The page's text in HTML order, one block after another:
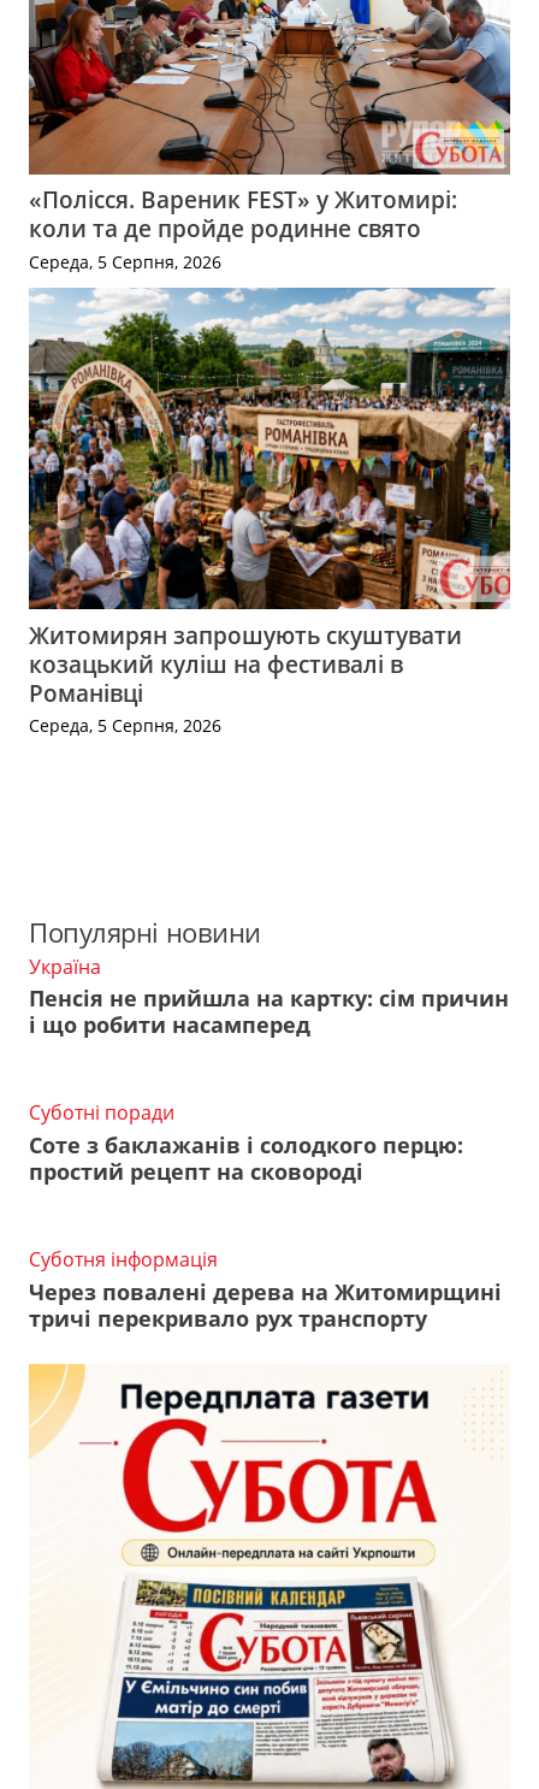
«Полісся. Вареник FEST» у Житомирі:
коли та де пройде родинне свято
Середа, 5 Серпня, 2026
Житомирян запрошують скуштувати
козацький куліш на фестивалі в
Романівці
Середа, 5 Серпня, 2026
Популярні новини
Україна
Пенсія не прийшла на картку: сім причин
і що робити насамперед
Суботні поради
Соте з баклажанів і солодкого перцю:
простий рецепт на сковороді
Суботня інформація
Через повалені дерева на Житомирщині
тричі перекривало рух транспорту